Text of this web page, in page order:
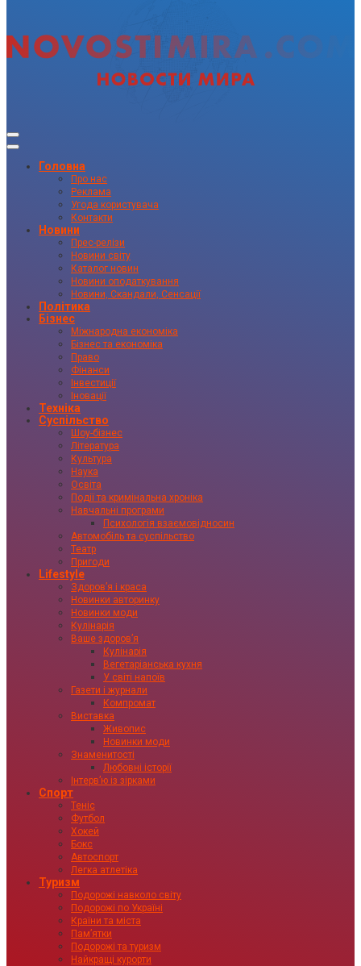
Головна
Про нас
Реклама
Угода користувача
Контакти
Новини
Прес-релізи
Новини світу
Каталог новин
Новини оподаткування
Новини, Скандали, Сенсації
Політика
Бізнес
Міжнародна економіка
Бізнес та економіка
Право
Фінанси
Інвестиції
Іновації
Техніка
Суспільство
Шоу-бізнес
Література
Культура
Наука
Освіта
Події та кримінальна хроніка
Навчальні програми
Психологія взаємовідносин
Автомобіль та суспільство
Театр
Пригоди
Lifestyle
Здоровʼя і краса
Новинки авторинку
Новинки моди
Кулінарія
Ваше здоровʼя
Кулінарія
Вегетаріанська кухня
У світі напоїв
Газети і журнали
Компромат
Виставка
Живопис
Новинки моди
Знаменитості
Любовні історії
Інтервʼю із зірками
Спорт
Теніс
Футбол
Хокей
Бокс
Автоспорт
Легка атлетіка
Туризм
Подорожі навколо світу
Подорожі по Україні
Країни та міста
Пам’ятки
Подорожі та туризм
Найкращі курорти